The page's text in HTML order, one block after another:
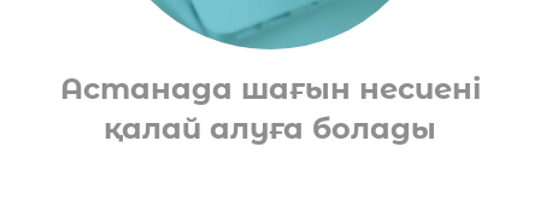
Астанада шағын несиені
қалай алуға болады